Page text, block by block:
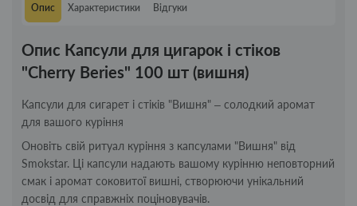
Опис Характеристики Відгуки
Опис Капсули для цигарок і стіков
"Cherry Beries" 100 шт (вишня)
Капсули для сигарет і стіків "Вишня" – солодкий аромат
для вашого куріння
Оновіть свій ритуал куріння з капсулами "Вишня" від
Smokstar. Ці капсули надають вашому курінню неповторний
смак і аромат соковитої вишні, створюючи унікальний
досвід для справжніх поціновувачів.